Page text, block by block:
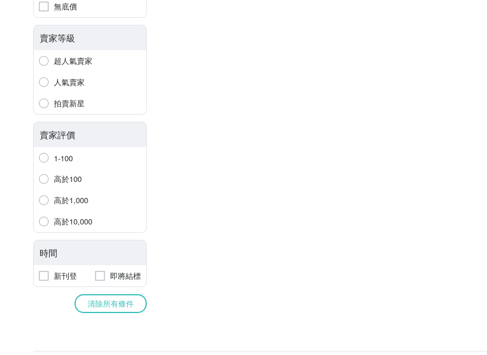
無底價
賣家等級
超人氣賣家
人氣賣家
拍賣新星
賣家評價
1-100
高於100
高於1,000
高於10,000
時間
新刊登 即將結標
清除所有條件